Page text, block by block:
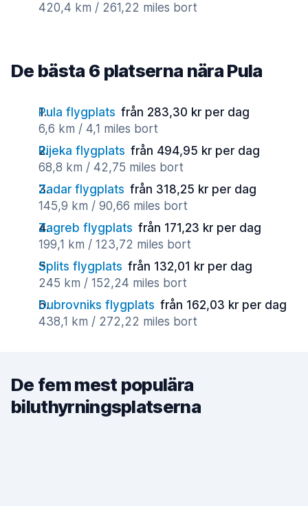
420,4 km / 261,22 miles bort
De bästa 6 platserna nära Pula
Pula flygplats från 283,30 kr per dag
6,6 km / 4,1 miles bort
Rijeka flygplats från 494,95 kr per dag
68,8 km / 42,75 miles bort
Zadar flygplats från 318,25 kr per dag
145,9 km / 90,66 miles bort
Zagreb flygplats från 171,23 kr per dag
199,1 km / 123,72 miles bort
Splits flygplats från 132,01 kr per dag
245 km / 152,24 miles bort
Dubrovniks flygplats från 162,03 kr per dag
438,1 km / 272,22 miles bort
De fem mest populära
biluthyrningsplatserna